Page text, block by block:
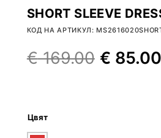
SHORT SLEEVE
КОД НА АРТИКУЛ:
€169.00 € 85.00
Цвят